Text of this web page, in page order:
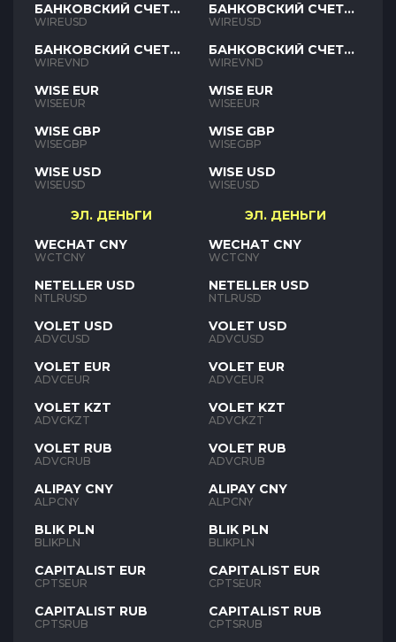
БАНКОВСКИЙ СЧЕТ
USD
WIREUSD
БАНКОВСКИЙ СЧЕТ
VND
WIREVND
WISE EUR
WISEEUR
WISE GBP
WISEGBP
WISE USD
WISEUSD
ЭЛ. ДЕНЬГИ
WECHAT CNY
WCTCNY
NETELLER USD
NTLRUSD
VOLET USD
ADVCUSD
VOLET EUR
ADVCEUR
VOLET KZT
ADVCKZT
VOLET RUB
ADVCRUB
ALIPAY CNY
ALPCNY
BLIK PLN
BLIKPLN
CAPITALIST EUR
CPTSEUR
CAPITALIST RUB
CPTSRUB
БАНКОВСКИЙ СЧЕТ
USD
WIREUSD
БАНКОВСКИЙ СЧЕТ
VND
WIREVND
WISE EUR
WISEEUR
WISE GBP
WISEGBP
WISE USD
WISEUSD
ЭЛ. ДЕНЬГИ
WECHAT CNY
WCTCNY
NETELLER USD
NTLRUSD
VOLET USD
ADVCUSD
VOLET EUR
ADVCEUR
VOLET KZT
ADVCKZT
VOLET RUB
ADVCRUB
ALIPAY CNY
ALPCNY
BLIK PLN
BLIKPLN
CAPITALIST EUR
CPTSEUR
CAPITALIST RUB
CPTSRUB